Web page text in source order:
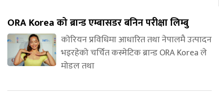
ORA Korea को ब्रान्ड एम्बासडर बनिन परीक्षा लिम्बु
कोरियन प्रविधिमा आधारित तथा नेपालमै उत्पादन
भइरहेको चर्चित कस्मेटिक ब्रान्ड ORA Korea ले
मोडल तथा